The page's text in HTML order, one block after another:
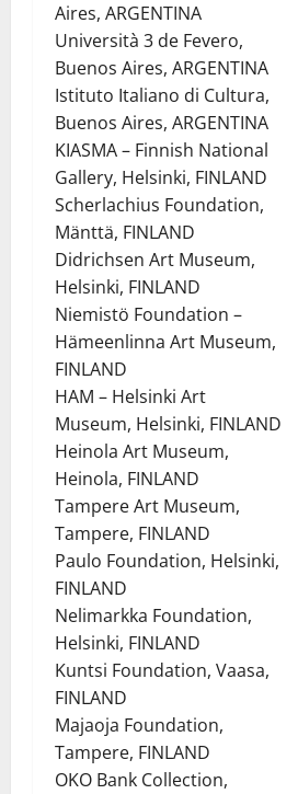
Aires, ARGENTINA
Università 3 de Fevero,
Buenos Aires, ARGENTINA
Istituto Italiano di Cultura,
Buenos Aires, ARGENTINA
KIASMA – Finnish National
Gallery, Helsinki, FINLAND
Scherlachius Foundation,
Mänttä, FINLAND
Didrichsen Art Museum,
Helsinki, FINLAND
Niemistö Foundation –
Hämeenlinna Art Museum,
FINLAND
HAM – Helsinki Art
Museum, Helsinki, FINLAND
Heinola Art Museum,
Heinola, FINLAND
Tampere Art Museum,
Tampere, FINLAND
Paulo Foundation, Helsinki,
FINLAND
Nelimarkka Foundation,
Helsinki, FINLAND
Kuntsi Foundation, Vaasa,
FINLAND
Majaoja Foundation,
Tampere, FINLAND
OKO Bank Collection,